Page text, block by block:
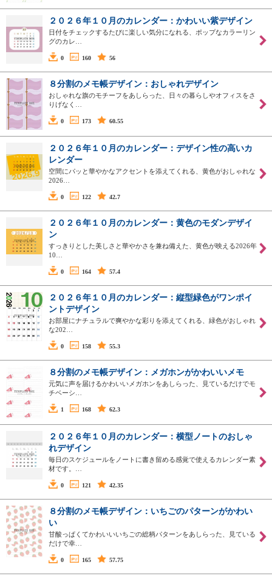
２０２６年１０月のカレンダー：かわいい紫デザイン
日付をチェックするたびに楽しい気分になれる、ポップなカラーリン
グのカレ…
0 160 56
８分割のメモ帳デザイン：おしゃれデザイン
おしゃれな旗のモチーフをあしらった、日々の暮らしやオフィスをさ
りげなく…
0 173 60.55
２０２６年１０月のカレンダー：デザイン性の高いカ
レンダー
空間にパッと華やかなアクセントを添えてくれる、黄色がおしゃれな
2026…
0 122 42.7
２０２６年１０月のカレンダー：黄色のモダンデザイ
ン
すっきりとした美しさと華やかさを兼ね備えた、黄色が映える2026年
10…
0 164 57.4
２０２６年１０月のカレンダー：縦型緑色がワンポイ
ントデザイン
お部屋にナチュラルで爽やかな彩りを添えてくれる、緑色がおしゃれ
な202…
0 158 55.3
８分割のメモ帳デザイン：メガホンがかわいいメモ
元気に声を届けるかわいいメガホンをあしらった、見ているだけでモ
チベーシ…
1 168 62.3
２０２６年１０月のカレンダー：横型ノートのおしゃ
れデザイン
毎日のスケジュールをノートに書き留める感覚で使えるカレンダー素
材です。…
0 121 42.35
８分割のメモ帳デザイン：いちごのパターンがかわい
い
甘酸っぱくてかわいいいちごの総柄パターンをあしらった、見ている
だけで幸…
0 165 57.75